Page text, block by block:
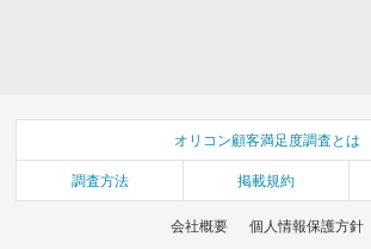
オリコン顧客満足度調査とは
調査方法 掲載規約
会社概要 個人情報保護方針